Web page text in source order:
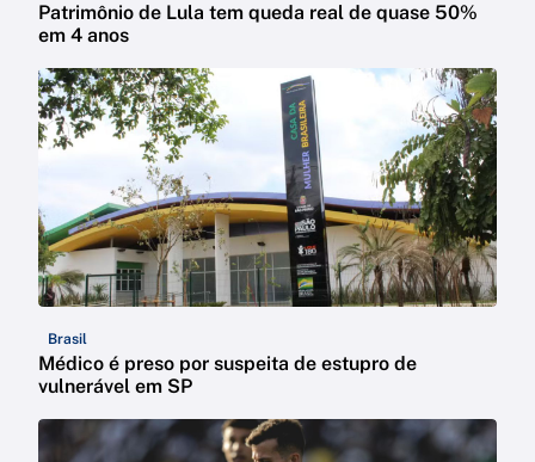
Patrimônio de Lula tem queda real de quase 50%
em 4 anos
Brasil
Médico é preso por suspeita de estupro de
vulnerável em SP